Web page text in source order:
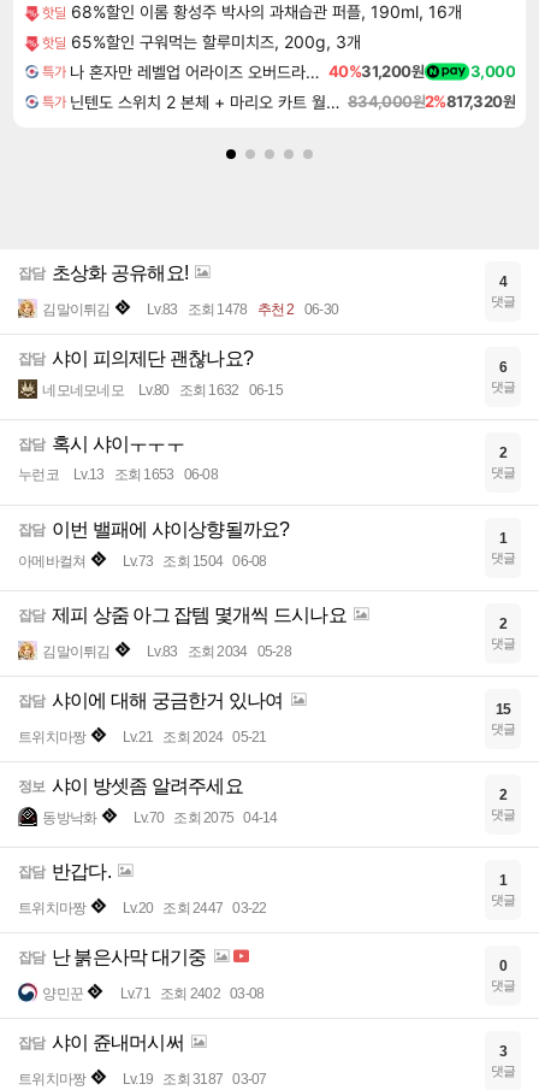
핫딜 68%할인 이롬 황성주 박사의 과채습관 퍼플, 190ml, 16개
핫딜 65%할인 구워먹는 할루미치즈, 200g, 3개
특가 나 혼자만 레벨업 어라이즈 오버드라이브 디럭스 에디션 Solo Leveling Arise Overdrive Deluxe Edition 40%31,200원 3,000
특가 닌텐도 스위치 2 본체 + 마리오 카트 월드 + 포켓몬 포코피아 번들 834,000원2%817,320원
잡담 초상화 공유해요!
김말이튀김 Lv.83 조회 1478 추천 2 06-30
4
댓글
잡담 샤이 피의제단 괜찮나요?
네모네모네모 Lv.80 조회 1632 06-15
6
댓글
잡담 혹시 샤이ㅜㅜㅜ
누런코 Lv.13 조회 1653 06-08
2
댓글
잡담 이번 밸패에 샤이상향될까요?
아메바컬쳐 Lv.73 조회 1504 06-08
1
댓글
잡담 제피 상줌 아그 잡템 몇개씩 드시나요
김말이튀김 Lv.83 조회 2034 05-28
2
댓글
잡담 샤이에 대해 궁금한거 있나여
트위치마짱 Lv.21 조회 2024 05-21
15
댓글
정보 샤이 방셋좀 알려주세요
동방낙화 Lv.70 조회 2075 04-14
2
댓글
잡담 반갑다.
트위치마짱 Lv.20 조회 2447 03-22
1
댓글
잡담 난 붉은사막 대기중
양민꾼 Lv.71 조회 2402 03-08
0
댓글
잡담 샤이 쥰내머시써
트위치마짱 Lv.19 조회 3187 03-07
3
댓글